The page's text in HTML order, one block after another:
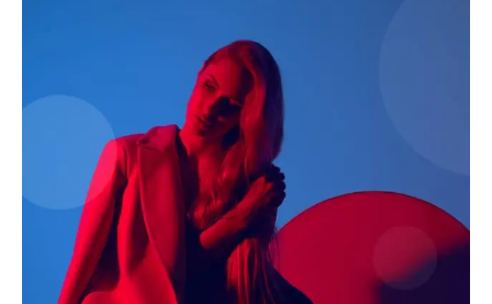
AIN NEWS 1
Contact Us
Privacy Policy
Terms of Use Agreement
Facebook
X WhatsApp
Share